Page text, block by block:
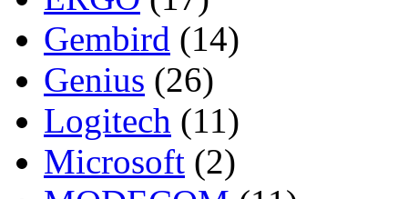
Gembird (14)
Genius (26)
Logitech (11)
Microsoft (2)